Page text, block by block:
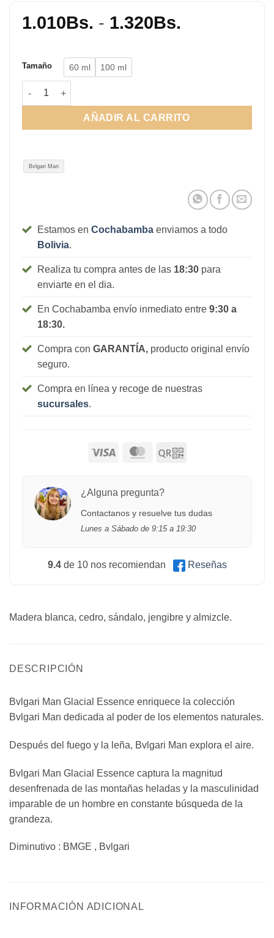
1.010Bs. - 1.320Bs.
hasta
1.320Bs.
Tamaño 60 ml
100 ml
Man Glacial Essence cantidad
AÑADIR AL CARRITO
Bvlgari Man
Estamos en Cochabamba enviamos a todo
Bolivia.
Realiza tu compra antes de las 18:30para
enviarte en el dia.
En Cochabamba envío inmediato entre 9:30 a
18:30.
Compra con GARANTÍA,producto original envío
seguro.
Compra en línea y recoge de nuestras
sucursales.
¿Alguna pregunta?
Contactanos y resuelve tus dudas
Lunes a Sábado de 9:15 a 19:30
9.4de 10 nos recomiendan Reseñas
Madera blanca, cedro, sándalo, jengibre y almizcle.
DESCRIPCIÓN
Bvlgari Man Glacial Essence enriquece la colección
Bvlgari Man dedicada al poder de los elementos naturales.
Después del fuego y la leña, Bvlgari Man explora el aire.
Bvlgari Man Glacial Essence captura la magnitud
desenfrenada de las montañas heladas y la masculinidad
imparable de un hombre en constante búsqueda de la
grandeza.
Diminutivo : BMGE , Bvlgari
INFORMACIÓN ADICIONAL